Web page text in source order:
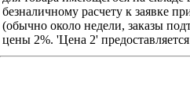
безналичному расчету к заявке
(обычно около недели, заказы
цены 2%. 'Цена 2'